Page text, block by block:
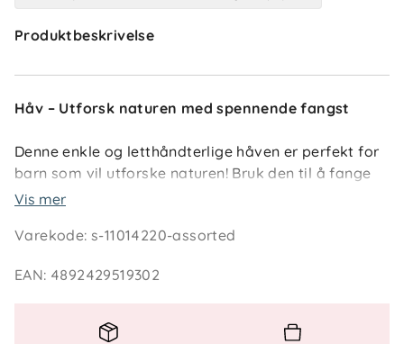
Produktbeskrivelse
Håv – Utforsk naturen med spennende fangst
Denne enkle og letthåndterlige håven er perfekt for
barn som vil utforske naturen! Bruk den til å fange
småfisk i fjæra eller som insektshåv på skogsturen.
utforsking og glede.
Lengde: 114 cm
Vis mer
Varekode:s-11014220-assorted
EAN: 4892429519302